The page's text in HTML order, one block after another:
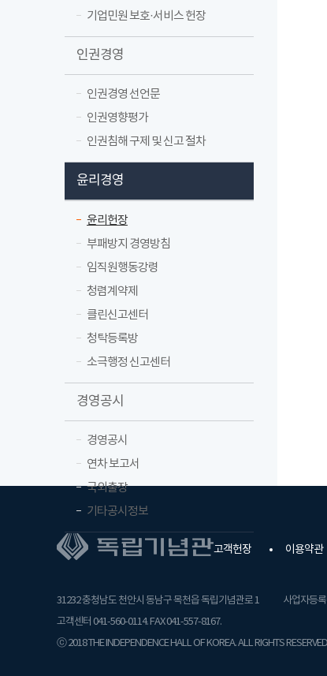
기업민원 보호·서비스 헌장
인권경영
인권경영 선언문
인권영향평가
인권침해 구제 및 신고 절차
윤리경영
윤리헌장
부패방지 경영방침
임직원행동강령
청렴계약제
클린신고센터
청탁등록방
소극행정 신고센터
경영공시
경영공시
연차 보고서
국외출장
기타공시정보
고객헌장 이용약관
31232 충청남도 천안시 동남구 목천읍 독립기념관로 1
사업자등
고객센터 041-560-0114. FAX 041-557-8167.
ⓒ 2018 THE INDEPENDENCE HALL OF KOREA. ALL RIGHTS